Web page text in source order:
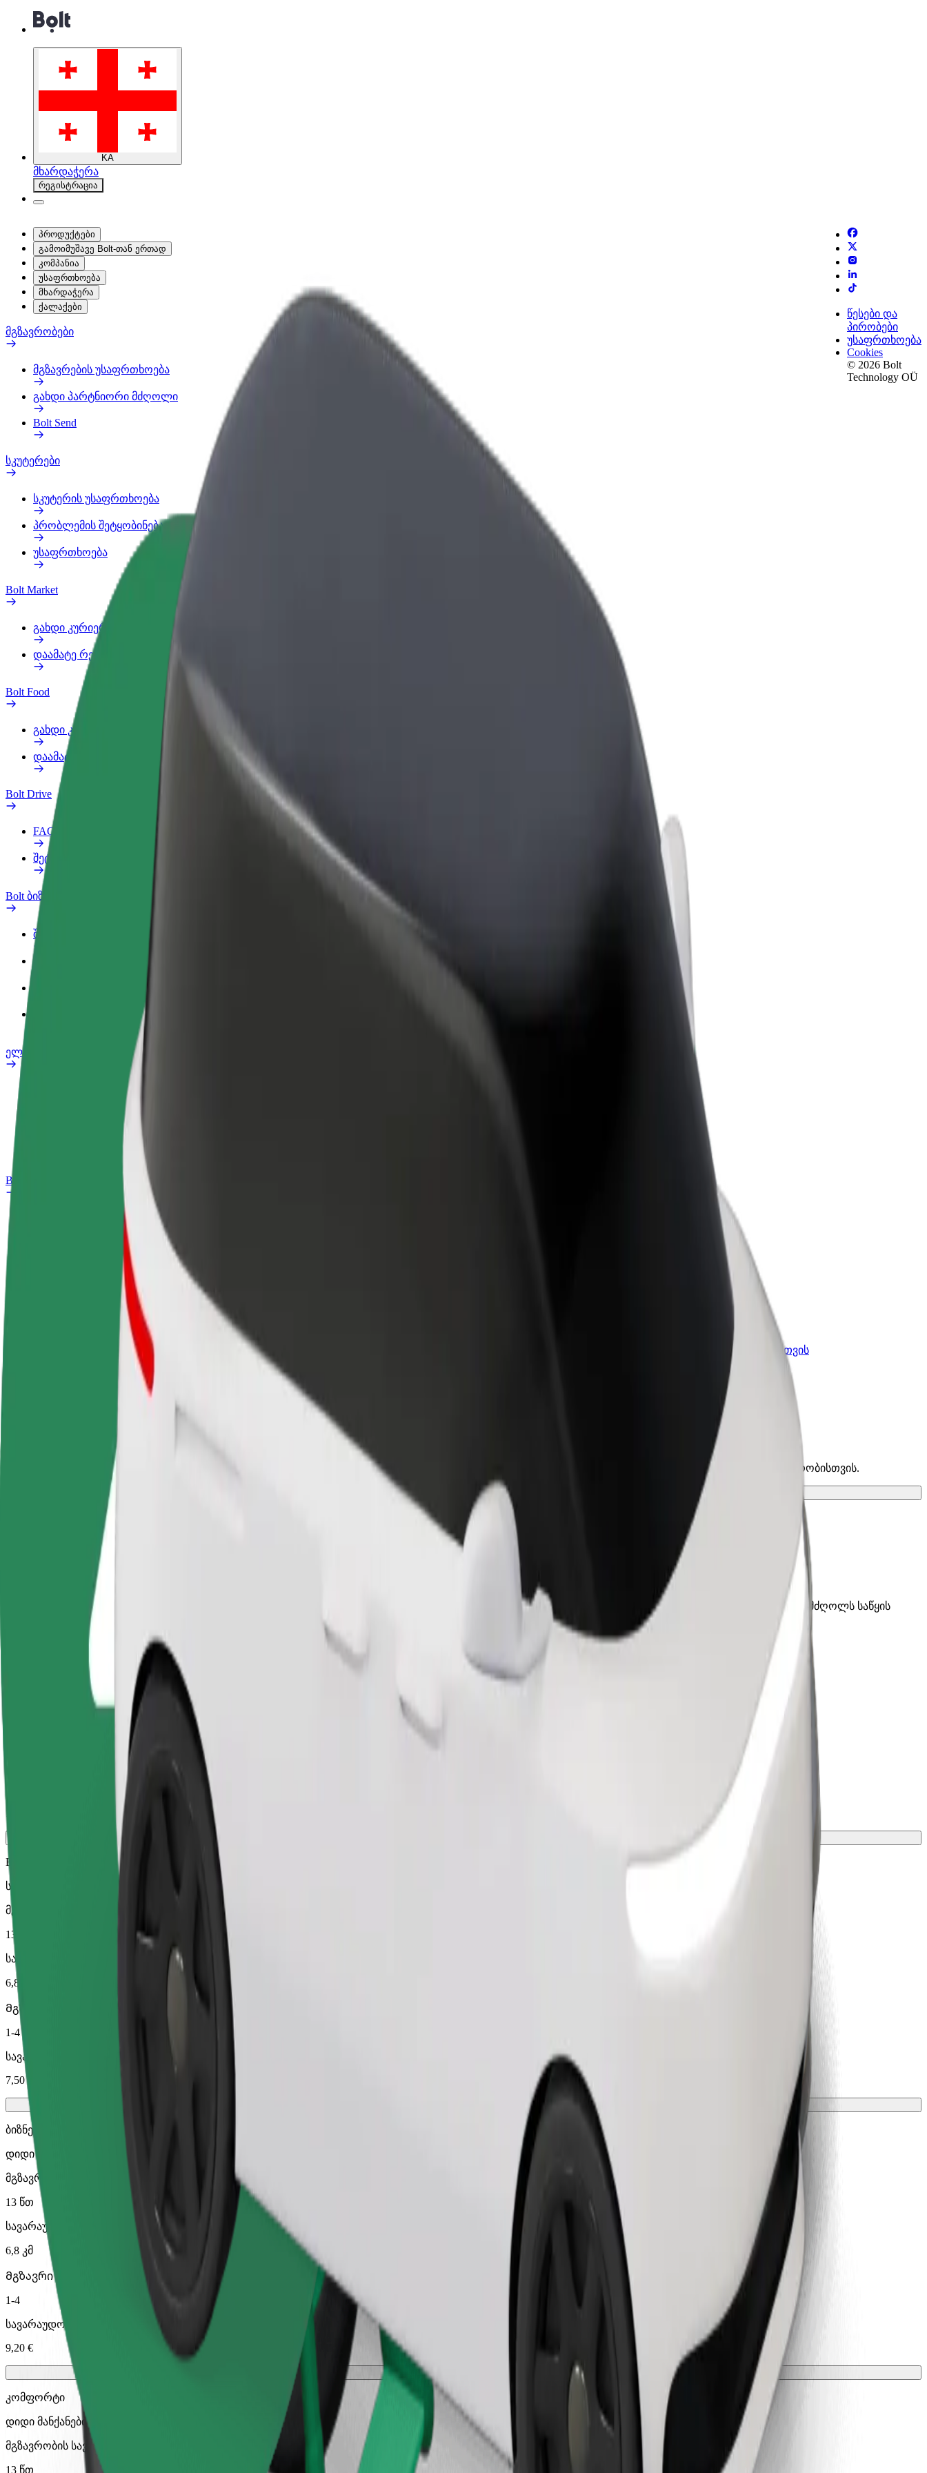
KA
მხარდაჭერა
რეგისტრაცია
პროდუქტები
გამოიმუშავე Bolt-თან ერთად
კომპანია
უსაფრთხოება
მხარდაჭერა
ქალაქები
მგზავრობები
მგზავრების უსაფრთხოება
გახდი პარტნიორი მძღოლი
Bolt Send
სკუტერები
სკუტერის უსაფრთხოება
პრობლემის შეტყობინება
უსაფრთხოება
Bolt Market
გახდი კურიერი
დაამატე რესტორანი ან მაღაზია
Bolt Food
გახდი კურიერი
დაამატე რესტორანი ან მაღაზია
Bolt Drive
FAQ
შეტყობინება ავტომობილზე
Bolt ბიზნესისთვის
შეღავათები
ელ. ბაიკი
პრობლემის შეტყობინება
Bolt Plus
როგორ გავხდე გამომწერი
გახდი კურიერი
შეასრულე შეკვეთები და გამოიმუშვე
თანხა ყოველკვირეულად
Bolt-ის პროდუქტები და
სერვისები, შენი ბიზნესისთვის
წესები და
პირობები
უსაფრთხოება
Cookies
© 2026 Bolt
Technology OÜ
როგორ მივიდეთ AKROPOLE Alfa დან Tallinn Street Quarter მდე
AKROPOLE Alfa დან Tallinn Street Quarter მდე გადაადგილების საუკეთესო გზას ეძებ? აღმოაჩინე ჩვენი სერვისები და იპოვე საუკეთესო ვარიანტი შენი მგზავრობისთვის.
გადმოწერე აპლიკაცია
AKROPOLE Alfa
Tallinn Street Quarter
კომფორტი და სიმარტივე შენს ხელთაა!
ამ კატეგორიის მძღოლები დაეხმარებიან ხანდაზმულებსა და შეზღუდული შესაძლებლობის მქონე პირებს. თუ განსაკუთრებული მოთხოვნები გაქვს, აცნობე მძღოლს საწყის
ლოკაციაზე გასვლამდე. საინვალიდო ეტლი უნდა იყოს დასაკეცი (ეს არ არის WAV სერვისი).
მგზავრობის სავარაუდო დრო
სავარაუდო მანძილი
11,70 €
Bolt
სანდო მგზავრობები ყოველდღიური საშუალო ზომის ავტომობილებით.
მგზავრობის სავარაუდო დრო
13 წთ
სავარაუდო მანძილი
6,8 კმ
Მგზავრი
1-4
სავარაუდო ფასი
7,50 €
ბიზნესი
დიდი მანქანები მეტი სივრცით
მგზავრობის სავარაუდო დრო
13 წთ
სავარაუდო მანძილი
6,8 კმ
Მგზავრი
1-4
სავარაუდო ფასი
9,20 €
შეუკვეთე მგზავრობა
კომფორტი
დიდი მანქანები მეტი სივრცით
მგზავრობის სავარაუდო დრო
13 წთ